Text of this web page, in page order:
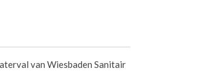
van Wiesbaden Sanitair